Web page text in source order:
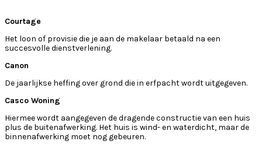
Courtage
Het loon of provisie die je aan de makelaar betaald na een
succesvolle dienstverlening.
Canon
De jaarlijkse heffing over grond die in erfpacht wordt uitgegeven.
Casco Woning
Hiermee wordt aangegeven de dragende constructie van een huis
plus de buitenafwerking. Het huis is wind- en waterdicht, maar de
binnenafwerking moet nog gebeuren.